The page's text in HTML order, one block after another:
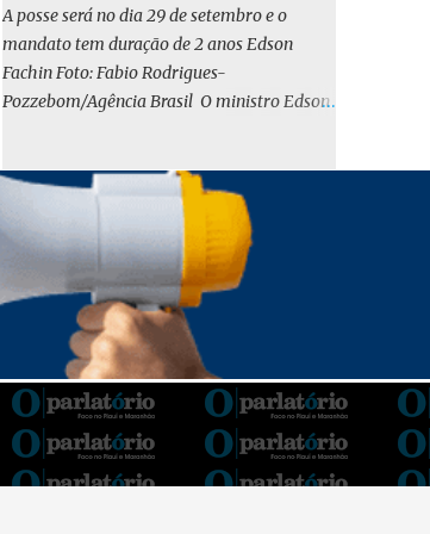
em iene japonês é mais vantajosa sob os
aspectos econômico e financeiro. Embora o
custo dos juros em dólares possa parecer
inferior no curto prazo, a opção pelo iene
tanto pela sua menor volatilidade cambial
quanto pela estabilidade da taxa de juros
atrelada à TONA”, explica. O deputado
Gustavo Neiva (PP) votou contra o projeto de
l...
A posse será no dia 29 de setembro e o
mandato tem duração de 2 anos Edson
Fachin Foto: Fabio Rodrigues-
Pozzebom/Agência Brasil O ministro Edson
Tribunal Federal (STF) pelos próximos dois
anos. O vice-presidente será o ministro
Alexandre de Moraes. A posse será no dia 29
de setembro. A votação foi feita de forma
simbólica pelo plenário da Corte.
Atualmente, Fachin é o vice-presidente e,
pelo critério de antiguidade, deve assumir o
cargo. Conforme o regimento interno, o
tribunal deve ser comandado pelo ministro
mais antigo que ainda não presidiu a Corte.
O novo presidente vai suceder a Luís Roberto